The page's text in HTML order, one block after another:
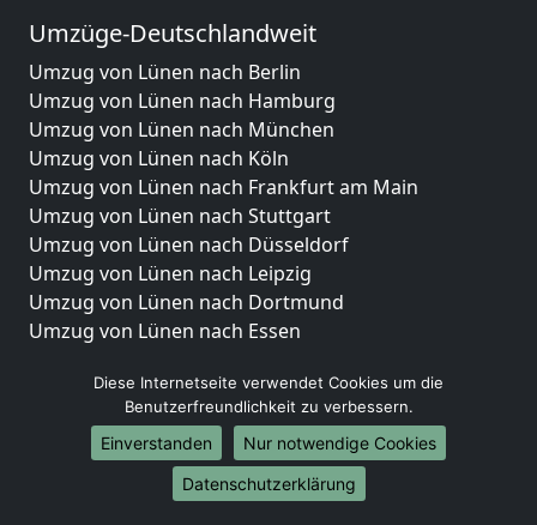
Umzüge-Deutschlandweit
Umzug von Lünen nach Berlin
Umzug von Lünen nach Hamburg
Umzug von Lünen nach München
Umzug von Lünen nach Köln
Umzug von Lünen nach Frankfurt am Main
Umzug von Lünen nach Stuttgart
Umzug von Lünen nach Düsseldorf
Umzug von Lünen nach Leipzig
Umzug von Lünen nach Dortmund
Umzug von Lünen nach Essen
Umzug von Lünen nach Dresden
Umzug von Lünen nach Hannover
Umzug von Lünen nach Nürnberg
Umzug von Lünen nach Duisburg
Umzug von Lünen nach Bochum
Diese Internetseite verwendet Cookies um die
Benutzerfreundlichkeit zu verbessern.
Einverstanden
Nur notwendige Cookies
Datenschutzerklärung